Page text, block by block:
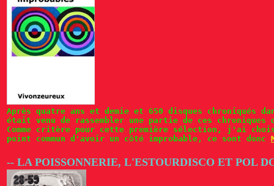
Après quatre ans et demie et 650 disques chroniqués
était venu de rassembler une partie de ces chroniques
Comme critère pour cette première sélection, j'ai
point commun d'avoir un côté improbable, ce sont donc
-- LA POISSONNERIE, L'ESTOURDISCO ET POL